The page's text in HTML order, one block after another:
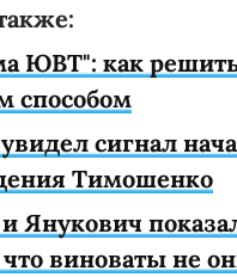
ЮВТ": как
способом
сигнал
Тимошенко
Янукович
виноваты не